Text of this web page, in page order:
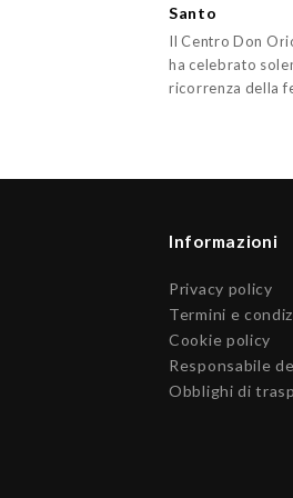
Santo
Il Centro Don
ha celebrato
ricorrenza della
Informazioni
Privacy policy
Termini e
Cookie policy
Responsabile
Obblighi di